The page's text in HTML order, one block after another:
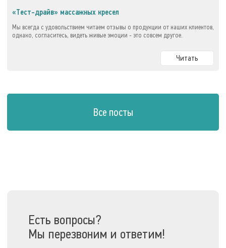
«Тест-драйв» массажных кресел
Мы всегда с удовольствием читаем отзывы о продукции от наших клиентов,
однако, согласитесь, видеть живые эмоции - это совсем другое.
Читать
Все посты
Есть вопросы?
Мы перезвоним и ответим!